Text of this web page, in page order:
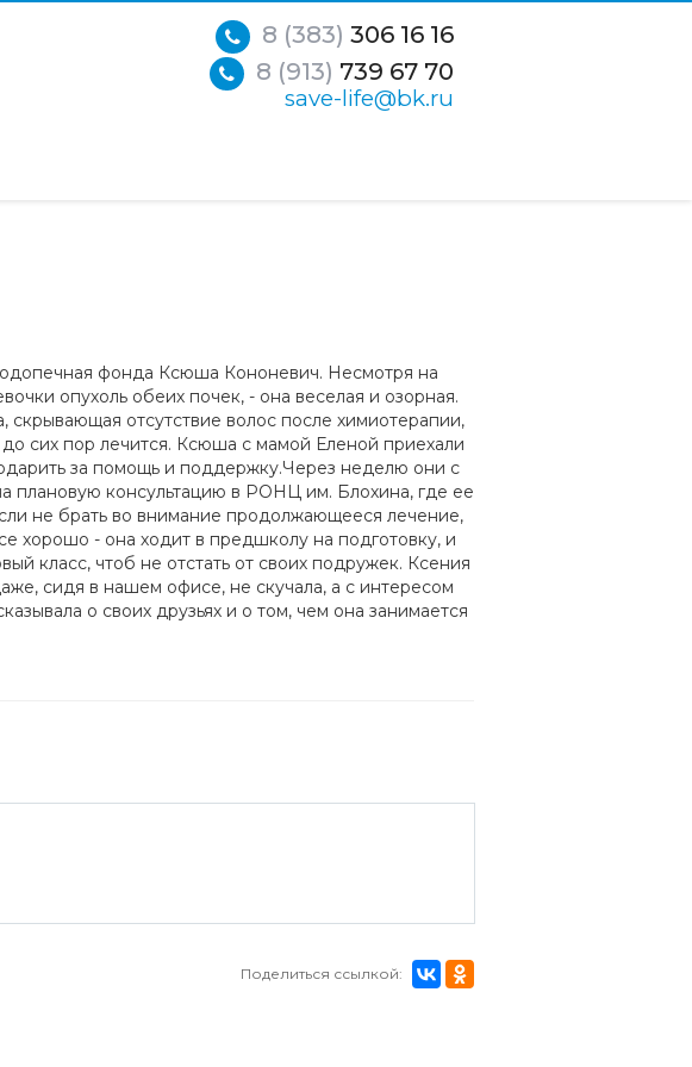
8 (383) 306 16 16
8 (913) 739 67 70
save-life@bk.ru
фонда Ксюша Кононевич. Несмотря на
опухоль обеих почек, - она веселая и озорная.
скрывающая отсутствие волос после химиотерапии,
сих пор лечится. Ксюша с мамой Еленой приехали
за помощь и поддержку.Через неделю они с
плановую консультацию в РОНЦ им. Блохина, где ее
не брать во внимание продолжающееся лечение,
хорошо - она ходит в предшколу на подготовку, и
класс, чтоб не отстать от своих подружек. Ксения
сидя в нашем офисе, не скучала, а с интересом
о своих друзьях и о том, чем она занимается
Поделиться ссылкой: